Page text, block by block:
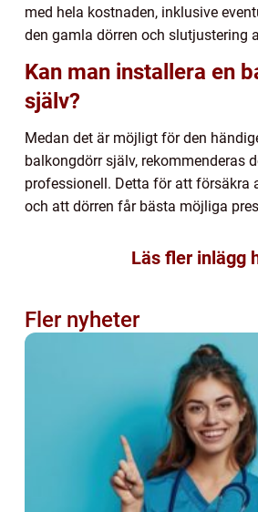
med hela kostnaden, inklusive
den gamla dörren och slutjustering
Kan man installera en
själv?
Medan det är möjligt för den
balkongdörr själv, rekommenderas
professionell. Detta för att försäkra
och att dörren får bästa möjliga
Läs fler inlägg
Fler nyheter